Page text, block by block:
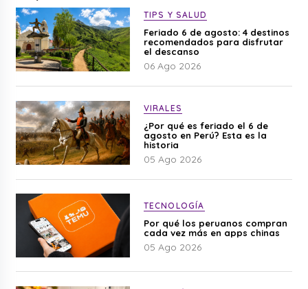
TIPS Y SALUD
Feriado 6 de agosto: 4 destinos
recomendados para disfrutar
el descanso
06 Ago 2026
VIRALES
¿Por qué es feriado el 6 de
agosto en Perú? Esta es la
historia
05 Ago 2026
TECNOLOGÍA
Por qué los peruanos compran
cada vez más en apps chinas
05 Ago 2026